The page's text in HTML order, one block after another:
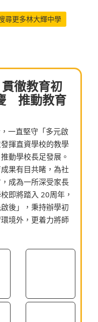
尋更多林大輝中學
徹教育初
推動教育
一直堅守「多元啟
揮直資學校的教學
動學校長足發展。
果有目共睹，為社
成為一所深受家長
即將踏入 20周年，
後」，秉持辦學初
境外，更着力將師